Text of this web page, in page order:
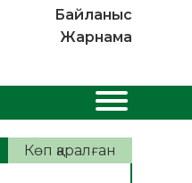
Байланыс
Жарнама
Көп қаралған